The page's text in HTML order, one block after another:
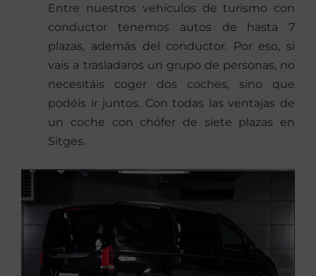
Entre nuestros vehículos de turismo con
conductor tenemos autos de hasta 7
plazas, además del conductor. Por eso, si
vais a trasladaros un grupo de personas, no
necesitáis coger dos coches, sino que
podéis ir juntos. Con todas las ventajas de
un coche con chófer de siete plazas en
Sitges.